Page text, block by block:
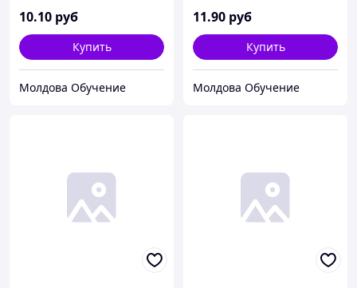
10.10 руб
Купить
Молдова Обучение
11.90 руб
Купить
Молдова Обучение